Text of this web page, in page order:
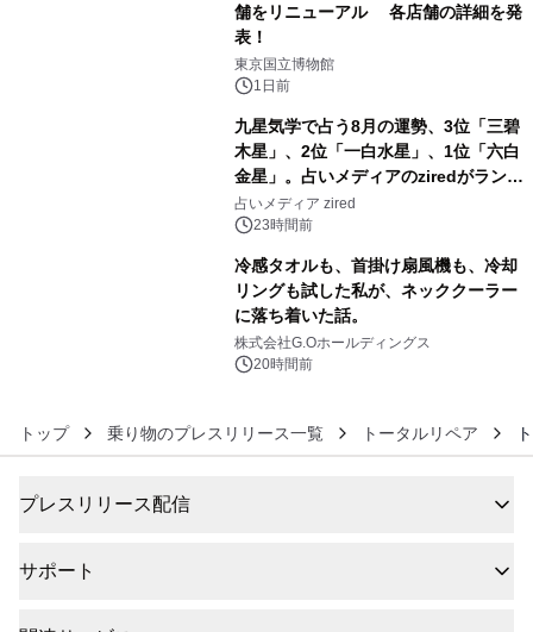
舗をリニューアル 各店舗の詳細を発
表！
東京国立博物館
1日前
九星気学で占う8月の運勢、3位「三碧
木星」、2位「一白水星」、1位「六白
金星」。占いメディアのziredがランキ
ングを発表
占いメディア zired
23時間前
冷感タオルも、首掛け扇風機も、冷却
リングも試した私が、ネッククーラー
に落ち着いた話。
株式会社G.Oホールディングス
20時間前
トップ 乗り物のプレスリリース一覧 トータルリペア
プレスリリース配信
サポート